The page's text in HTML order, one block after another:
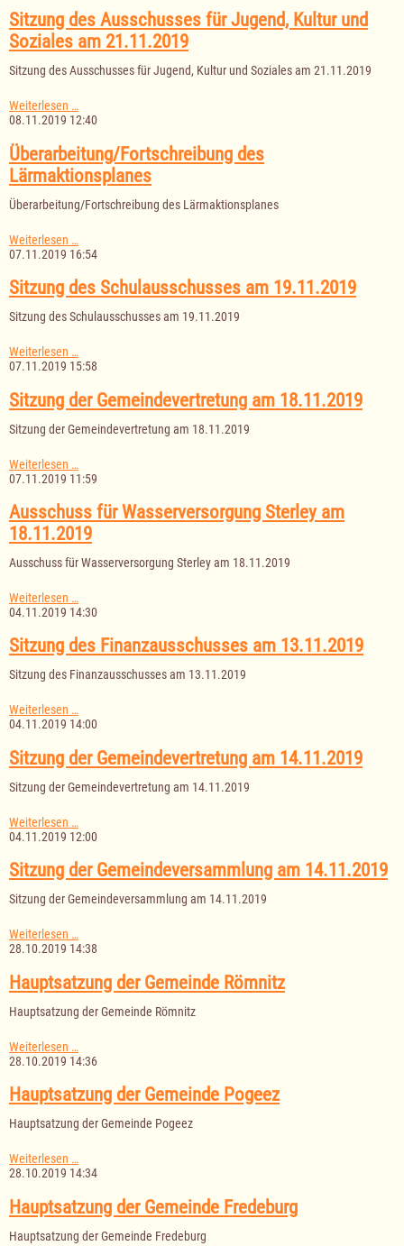
am
26.11.2019
Sitzung des Ausschusses für Jugend, Kultur und
Soziales am 21.11.2019
Sitzung des Ausschusses für Jugend, Kultur und Soziales am 21.11.2019
Weiterlesen …Sitzung
des
für
Jugend,
Kultur
Soziales
08.11.2019 12:40
Überarbeitung/Fortschreibung des
Lärmaktionsplanes
Überarbeitung/Fortschreibung des Lärmaktionsplanes
Weiterlesen …
des
07.11.2019 16:54
Sitzung des Schulausschusses am 19.11.2019
Sitzung des Schulausschusses am 19.11.2019
Weiterlesen …
des
am
19.11.2019
07.11.2019 15:58
Sitzung der Gemeindevertretung am 18.11.2019
Sitzung der Gemeindevertretung am 18.11.2019
Weiterlesen …
der
am
18.11.2019
07.11.2019 11:59
Ausschuss für Wasserversorgung Sterley am
18.11.2019
Ausschuss für Wasserversorgung Sterley am 18.11.2019
Weiterlesen …
für
Sterley
am
18.11.2019
04.11.2019 14:30
Sitzung des Finanzausschusses am 13.11.2019
Sitzung des Finanzausschusses am 13.11.2019
Weiterlesen …Sitzung
des
am
13.11.2019
04.11.2019 14:00
Sitzung der Gemeindevertretung am 14.11.2019
Sitzung der Gemeindevertretung am 14.11.2019
Weiterlesen …
der
am
14.11.2019
04.11.2019 12:00
Sitzung der Gemeindeversammlung am 14.11.2019
Sitzung der Gemeindeversammlung am 14.11.2019
Weiterlesen …Sitzung
der
am
14.11.2019
28.10.2019 14:38
Hauptsatzung der Gemeinde Römnitz
Hauptsatzung der Gemeinde Römnitz
Weiterlesen …
der
Römnitz
28.10.2019 14:36
Hauptsatzung der Gemeinde Pogeez
Hauptsatzung der Gemeinde Pogeez
Weiterlesen …
der
Pogeez
28.10.2019 14:34
Hauptsatzung der Gemeinde Fredeburg
Hauptsatzung der Gemeinde Fredeburg